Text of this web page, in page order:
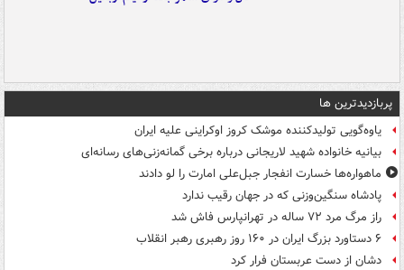
پربازدیدترین ها
یاوه‌گویی تولیدکننده موشک کروز اوکراینی علیه ایران
بیانیه خانواده شهید لاریجانی درباره برخی گمانه‌زنی‌های رسانه‌ای
ماهواره‌ها خسارت انفجار جبل‌علی امارت را لو دادند
پادشاه سنگین‌وزنی که در جهان رقیب ندارد
راز مرگ مرد ۷۲ ساله در تهرانپارس فاش شد
۶ دستاورد بزرگ ایران در ۱۶۰ روز رهبری رهبر انقلاب
دشان از دست عربستان فرار کرد